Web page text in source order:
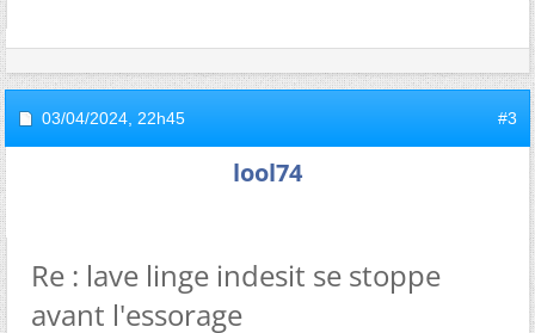
03/04/2024, 22h45 #3
lool74
Re : lave linge indesit se stoppe
avant l'essorage